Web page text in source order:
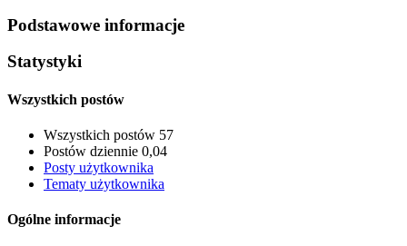
Podstawowe informacje
Statystyki
Wszystkich postów
Wszystkich postów 57
Postów dziennie 0,04
Posty użytkownika
Tematy użytkownika
Ogólne informacje